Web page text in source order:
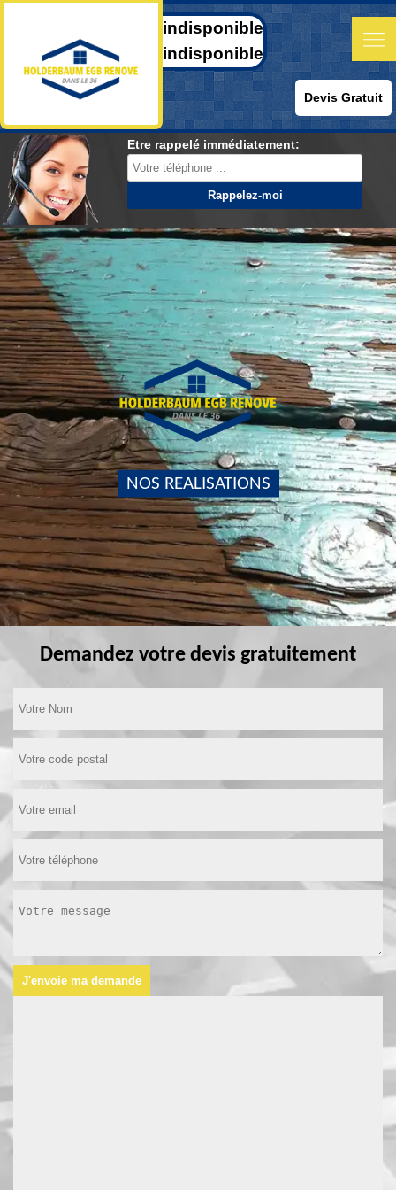
indisponible
indisponible
Devis Gratuit
Etre rappelé immédiatement:
NOS REALISATIONS
Demandez votre devis gratuitement